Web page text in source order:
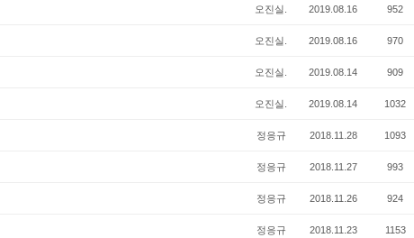
오진실. 2019.08.16 952
오진실. 2019.08.16 970
오진실. 2019.08.14 909
오진실. 2019.08.14 1032
정응규 2018.11.28 1093
정응규 2018.11.27 993
정응규 2018.11.26 924
정응규 2018.11.23 1153